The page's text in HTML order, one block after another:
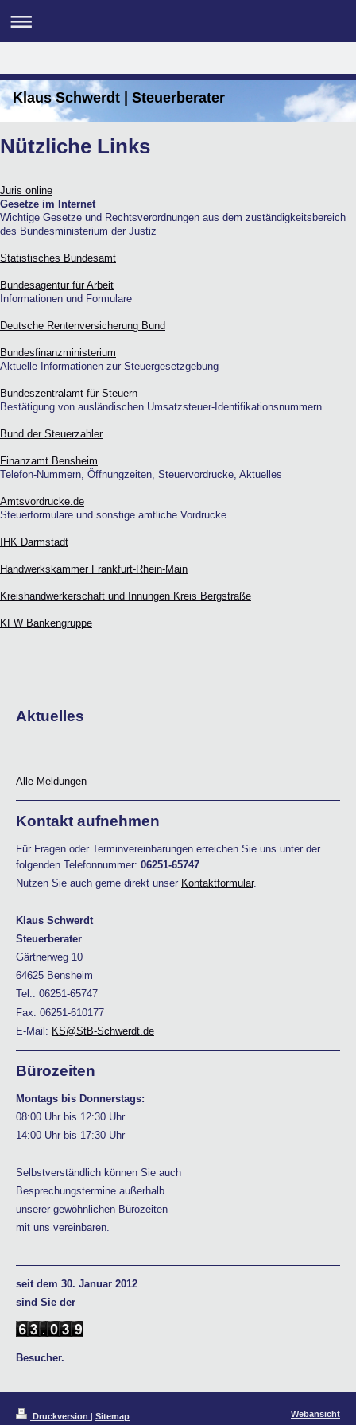
Klaus Schwerdt | Steuerberater
Nützliche Links
Juris online
Gesetze im Internet
Wichtige Gesetze und Rechtsverordnungen aus dem zuständigkeitsbereich
des Bundesministerium der Justiz
Statistisches Bundesamt
Bundesagentur für Arbeit
Informationen und Formulare
Deutsche Rentenversicherung Bund
Bundesfinanzministerium
Aktuelle Informationen zur Steuergesetzgebung
Bundeszentralamt für Steuern
Bestätigung von ausländischen Umsatzsteuer-Identifikationsnummern
Bund der Steuerzahler
Finanzamt Bensheim
Telefon-Nummern, Öffnungzeiten, Steuervordrucke, Aktuelles
Amtsvordrucke.de
Steuerformulare und sonstige amtliche Vordrucke
IHK Darmstadt
Handwerkskammer Frankfurt-Rhein-Main
Kreishandwerkerschaft und Innungen Kreis Bergstraße
KFW Bankengruppe
Aktuelles
Alle Meldungen
Kontakt aufnehmen
Für Fragen oder Terminvereinbarungen erreichen Sie uns unter der
folgenden Telefonnummer: 06251-65747
Nutzen Sie auch gerne direkt unser Kontaktformular.
Klaus Schwerdt
Steuerberater
Gärtnerweg 10
64625 Bensheim
Tel.: 06251-65747
Fax: 06251-610177
E-Mail: KS@StB-Schwerdt.de
Bürozeiten
Montags bis Donnerstags:
08:00 Uhr bis 12:30 Uhr
14:00 Uhr bis 17:30 Uhr
Selbstverständlich können Sie auch
Besprechungstermine außerhalb
unserer gewöhnlichen Bürozeiten
mit uns vereinbaren.
seit dem 30. Januar 2012
sind Sie der
Besucher.
Druckversion | Sitemap
Webansicht